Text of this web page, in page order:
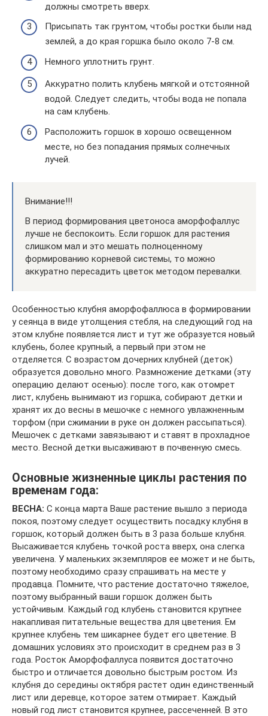
должны смотреть вверх.
Присыпать так грунтом, чтобы ростки были над
землей, а до края горшка было около 7-8 см.
Немного уплотнить грунт.
Аккуратно полить клубень мягкой и отстоянной
водой. Следует следить, чтобы вода не попала
на сам клубень.
Расположить горшок в хорошо освещенном
месте, но без попадания прямых солнечных
лучей.
Внимание!!!
В период формирования цветоноса аморфофаллус
лучше не беспокоить. Если горшок для растения
слишком мал и это мешать полноценному
формированию корневой системы, то можно
аккуратно пересадить цветок методом перевалки.
Особенностью клубня аморфофаллюса в формировании
у сеянца в виде утолщения стебля, на следующий год на
этом клубне появляется лист и тут же образуется новый
клубень, более крупный, а первый при этом не
отделяется. С возрастом дочерних клубней (деток)
образуется довольно много. Размножение детками (эту
операцию делают осенью): после того, как отомрет
лист, клубень вынимают из горшка, собирают детки и
хранят их до весны в мешочке с немного увлажненным
торфом (при сжимании в руке он должен рассыпаться).
Мешочек с детками завязывают и ставят в прохладное
место. Весной детки высаживают в почвенную смесь.
Основные жизненные циклы растения по
временам года:
ВЕСНА: С конца марта Ваше растение вышло з периода
покоя, поэтому следует осуществить посадку клубня в
горшок, который должен быть в 3 раза больше клубня.
Высаживается клубень точкой роста вверх, она слегка
увеличена. У маленьких экземпляров ее может и не быть,
поэтому необходимо сразу спрашивать на месте у
продавца. Помните, что растение достаточно тяжелое,
поэтому выбранный ваши горшок должен быть
устойчивым. Каждый год клубень становится крупнее
накапливая питательные вещества для цветения. Ем
крупнее клубень тем шикарнее будет его цветение. В
домашних условиях это происходит в среднем раз в 3
года. Росток Аморфофаллуса появится достаточно
быстро и отличается довольно быстрым ростом. Из
клубня до середины октября растет один единственный
лист или деревце, которое затем отмирает. Каждый
новый год лист становится крупнее, рассеченней. В это